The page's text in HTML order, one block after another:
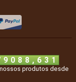
9 0 8 8 , 6 6 6
produtos desde